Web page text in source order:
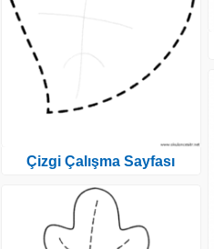
Çizgi Çalışma Sayfası